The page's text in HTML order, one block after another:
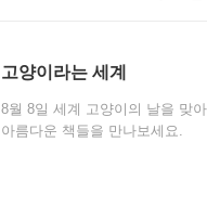
고양이라는 세계
8월 8일 세계 고양이의 날을 맞
아름다운 책들을 만나보세요.